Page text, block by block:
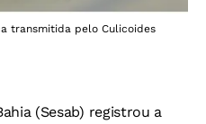
transmitida pelo Culicoides
(Sesab) registrou a